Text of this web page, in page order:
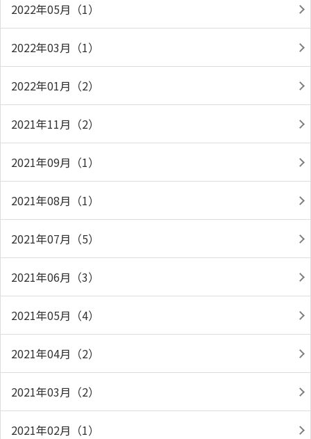
2022年05月（1）
2022年03月（1）
2022年01月（2）
2021年11月（2）
2021年09月（1）
2021年08月（1）
2021年07月（5）
2021年06月（3）
2021年05月（4）
2021年04月（2）
2021年03月（2）
2021年02月（1）